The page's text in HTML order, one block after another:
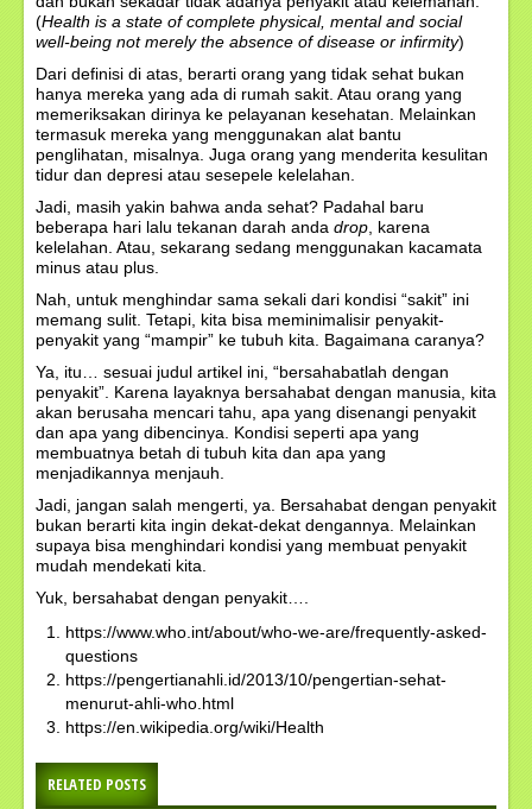
(Health is a state of complete physical, mental and social
well-being not merely the absence of disease or infirmity)
Dari definisi di atas, berarti orang yang tidak sehat bukan
hanya mereka yang ada di rumah sakit. Atau orang yang
memeriksakan dirinya ke pelayanan kesehatan. Melainkan
termasuk mereka yang menggunakan alat bantu
penglihatan, misalnya. Juga orang yang menderita kesulitan
tidur dan depresi atau sesepele kelelahan.
Jadi, masih yakin bahwa anda sehat? Padahal baru
beberapa hari lalu tekanan darah anda drop , karena
kelelahan. Atau, sekarang sedang menggunakan kacamata
minus atau plus.
Nah, untuk menghindar sama sekali dari kondisi “sakit” ini
memang sulit. Tetapi, kita bisa meminimalisir penyakit-
penyakit yang “mampir” ke tubuh kita. Bagaimana caranya?
Ya, itu… sesuai judul artikel ini, “bersahabatlah dengan
penyakit”. Karena layaknya bersahabat dengan manusia, kita
akan berusaha mencari tahu, apa yang disenangi penyakit
dan apa yang dibencinya. Kondisi seperti apa yang
membuatnya betah di tubuh kita dan apa yang
menjadikannya menjauh.
Jadi, jangan salah mengerti, ya. Bersahabat dengan penyakit
bukan berarti kita ingin dekat-dekat dengannya. Melainkan
supaya bisa menghindari kondisi yang membuat penyakit
mudah mendekati kita.
Yuk, bersahabat dengan penyakit….
https://www.who.int/about/who-we-are/frequently-asked-
questions
https://pengertianahli.id/2013/10/pengertian-sehat-
menurut-ahli-who.html
https://en.wikipedia.org/wiki/Health
RELATED POSTS